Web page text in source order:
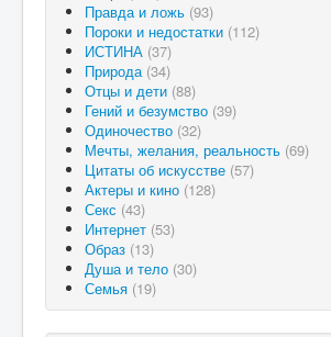
Правда и ложь (93)
Пороки и недостатки (112)
ИСТИНА (37)
Природа (34)
Отцы и дети (88)
Гений и безумство (39)
Одиночество (32)
Мечты, желания, реальность (69)
Цитаты об искусстве (57)
Актеры и кино (128)
Секс (43)
Интернет (53)
Образ (13)
Душа и тело (30)
Семья (19)